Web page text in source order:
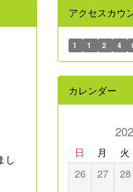
し
アクセスカウ
1 1 2 4
カレンダー
日 月 火
26 27 28